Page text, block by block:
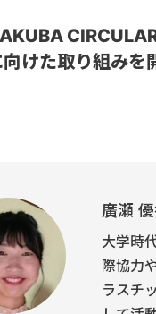
けた取り組みを
廣瀬
大学時
際協力
ラスチ